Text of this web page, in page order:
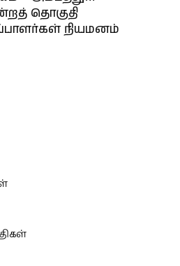
தொகுதி
நியமனம்